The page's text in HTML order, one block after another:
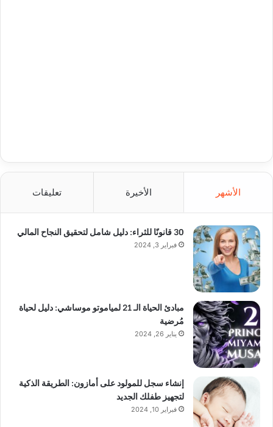
الأشهر الأخيرة تعليقات
30 قانونًا للثراء: دليل شامل لتحقيق النجاح المالي
فبراير 3, 2024
مبادئ الحياة الـ 21 لمياموتو موساشي: دليل لحياة
مُرضية
يناير 26, 2024
إنشاء سجل للمولود على أمازون: الطريقة الذكية
لتجهيز طفلك الجديد
فبراير 10, 2024